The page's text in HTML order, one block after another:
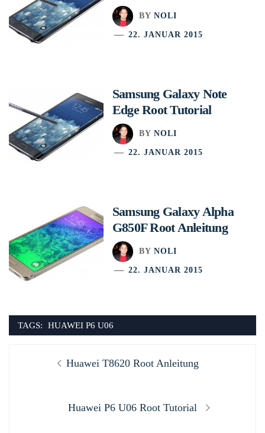
BY NOLI
22. JANUAR 2015
Samsung Galaxy Note
Edge Root Tutorial
BY NOLI
22. JANUAR 2015
Samsung Galaxy Alpha
G850F Root Anleitung
BY NOLI
22. JANUAR 2015
TAGS: HUAWEI P6 U06
Previous
Huawei T8620 Root Anleitung
Next
Huawei P6 U06 Root Tutorial